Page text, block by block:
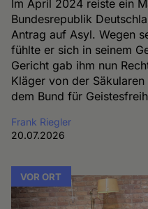
Im April 2024 reiste ein
Bundesrepublik
Antrag auf Asyl. Wegen
fühlte er sich in seinem
Gericht gab ihm nun
Kläger von der
dem Bund für
Frank Riegler
20.07.2026
VOR ORT